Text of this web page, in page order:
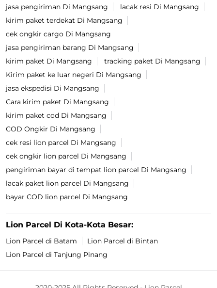
jasa pengiriman Di Mangsang
lacak resi Di Mangsang
kirim paket terdekat Di Mangsang
cek ongkir cargo Di Mangsang
jasa pengiriman barang Di Mangsang
kirim paket Di Mangsang
tracking paket Di Mangsang
Kirim paket ke luar negeri Di Mangsang
jasa ekspedisi Di Mangsang
Cara kirim paket Di Mangsang
kirim paket cod Di Mangsang
COD Ongkir Di Mangsang
cek resi lion parcel Di Mangsang
cek ongkir lion parcel Di Mangsang
pengiriman bayar di tempat lion parcel Di Mangsang
lacak paket lion parcel Di Mangsang
bayar COD lion parcel Di Mangsang
Lion Parcel Di Kota-Kota Besar:
Lion Parcel di Batam
Lion Parcel di Bintan
Lion Parcel di Tanjung Pinang